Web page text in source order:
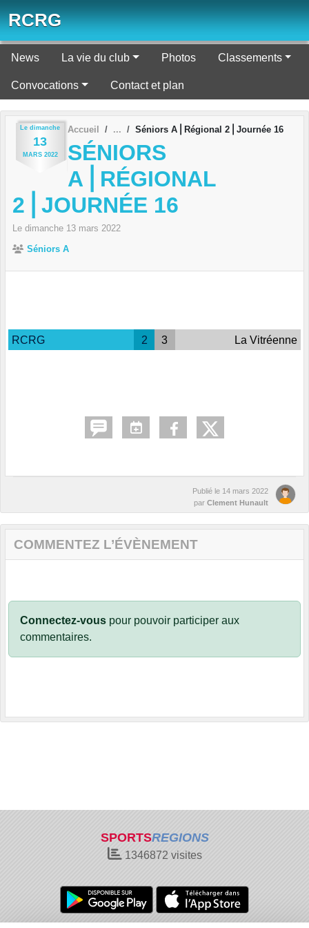
RCRG
News La vie du club Photos Classements
Convocations Contact et plan
Le dimanche
13
MARS 2022
Accueil Séniors A⎪Régional 2⎪Journée 16
SÉNIORS
A⎪RÉGIONAL
2⎪JOURNÉE 16
Le dimanche 13 mars 2022
Séniors A
RCRG 2 3 La Vitréenne
Publié le 14 mars 2022
par Clement Hunault
COMMENTEZ L’ÉVÈNEMENT
Connectez-vous pour pouvoir participer aux
commentaires.
SPORTSREGIONS
1346872 visites